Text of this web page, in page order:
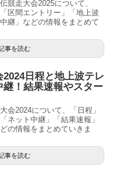
競走大会2025について、
区間エントリー」「地上波
継」などの情報をまとめて
事を読む
日程と地上波テレ
継！結果速報やスター
会2024について、「日程」
ネット中継」「結果速報」
の情報をまとめていきま
事を読む